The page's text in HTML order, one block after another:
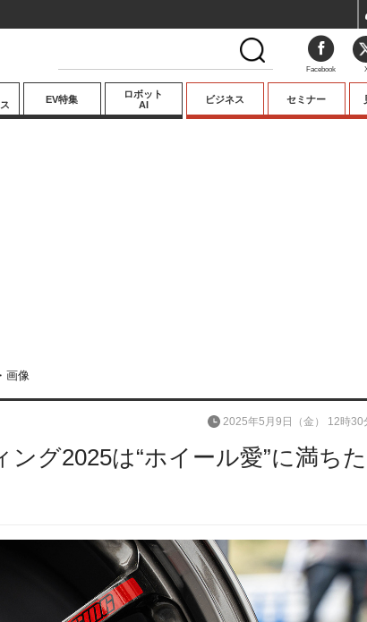
EV特集
ロボット
AI
ビジネス セミナー
画像
グ2025は“ホイール愛”に満ちた
2025年5月9日（金） 12時30
Facebook